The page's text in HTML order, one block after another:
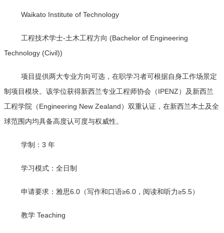
Waikato Institute of Technology
工程技术学士-土木工程方向 (Bachelor of Engineering
Technology (Civil))
项目提供两大专业方向可选，在职学习者可根据自身工作场景定
制项目模块。该学位获得新西兰专业工程师协会（IPENZ）及新西兰
工程学院（Engineering New Zealand）双重认证，在新西兰本土及全
球范围内均具备高度认可度与权威性。
学制：3 年
学习模式：全日制
申请要求：雅思6.0（写作和口语≥6.0，阅读和听力≥5.5）
教学 Teaching